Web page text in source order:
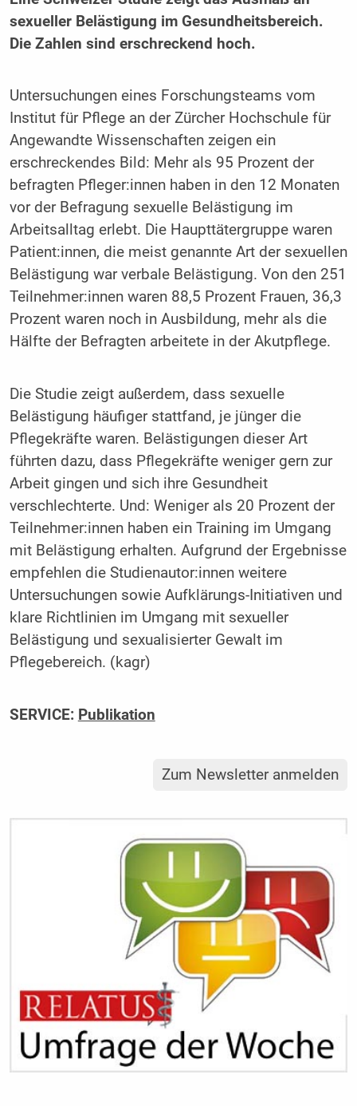
sexueller Belästigung im Gesundheitsbereich.
Die Zahlen sind erschreckend hoch.
Untersuchungen eines Forschungsteams vom
Institut für Pflege an der Zürcher Hochschule für
Angewandte Wissenschaften zeigen ein
erschreckendes Bild: Mehr als 95 Prozent der
befragten Pfleger:innen haben in den 12 Monaten
vor der Befragung sexuelle Belästigung im
Arbeitsalltag erlebt. Die Haupttätergruppe waren
Patient:innen, die meist genannte Art der sexuellen
Belästigung war verbale Belästigung. Von den 251
Teilnehmer:innen waren 88,5 Prozent Frauen, 36,3
Prozent waren noch in Ausbildung, mehr als die
Hälfte der Befragten arbeitete in der Akutpflege.
Die Studie zeigt außerdem, dass sexuelle
Belästigung häufiger stattfand, je jünger die
Pflegekräfte waren. Belästigungen dieser Art
führten dazu, dass Pflegekräfte weniger gern zur
Arbeit gingen und sich ihre Gesundheit
verschlechterte. Und: Weniger als 20 Prozent der
Teilnehmer:innen haben ein Training im Umgang
mit Belästigung erhalten. Aufgrund der Ergebnisse
empfehlen die Studienautor:innen weitere
Untersuchungen sowie Aufklärungs-Initiativen und
klare Richtlinien im Umgang mit sexueller
Belästigung und sexualisierter Gewalt im
Pflegebereich. (kagr)
SERVICE: Publikation
Zum Newsletter anmelden